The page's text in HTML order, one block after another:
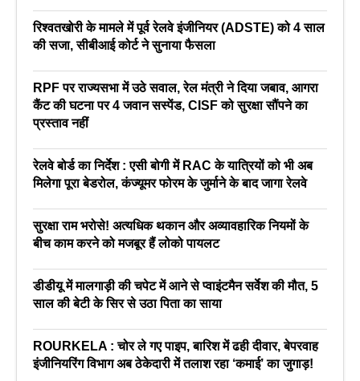
रिश्वतखोरी के मामले में पूर्व रेलवे इंजीनियर (ADSTE) को 4 साल
की सजा, सीबीआई कोर्ट ने सुनाया फैसला
RPF पर राज्यसभा में उठे सवाल, रेल मंत्री ने दिया जबाव, आगरा
कैंट की घटना पर 4 जवान सस्पेंड, CISF को सुरक्षा सौंपने का
प्रस्ताव नहीं
रेलवे बोर्ड का निर्देश : एसी बोगी में RAC के यात्रियों को भी अब
मिलेगा पूरा बेडरोल, कंज्यूमर फोरम के जुर्माने के बाद जागा रेलवे
सुरक्षा राम भरोसे! अत्यधिक थकान और अव्यावहारिक नियमों के
बीच काम करने को मजबूर हैं लोको पायलट
डीडीयू में मालगाड़ी की चपेट में आने से प्वाइंटमैन सर्वेश की मौत, 5
साल की बेटी के सिर से उठा पिता का साया
ROURKELA : चोर ले गए पाइप, बारिश में ढही दीवार, बेपरवाह
इंजीनियरिंग विभाग अब ठेकेदारी में तलाश रहा ‘कमाई’ का जुगाड़!